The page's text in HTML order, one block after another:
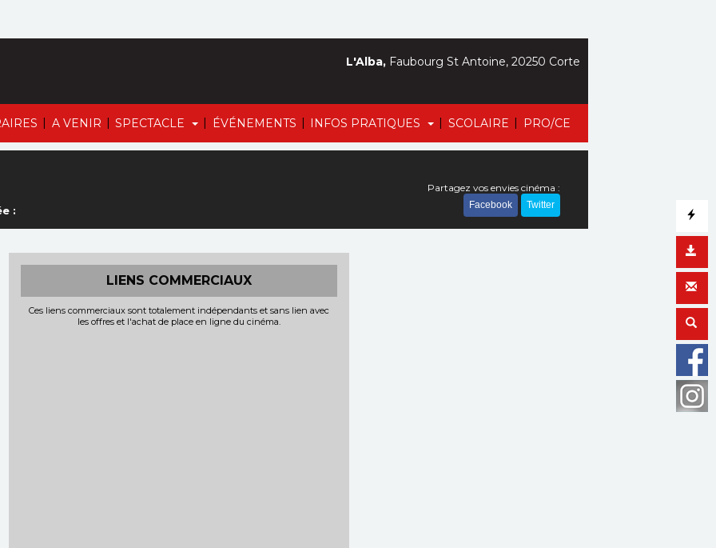
| A VENIR | SPECTACLE | ÉVÉNEMENTS | INFOS PRATIQUES | SCOLAIRE | PRO/CE
L'Alba, Faubourg St Antoine, 20250 Corte
:
Partagez vos envies cinéma :
Facebook Twitter
LIENS COMMERCIAUX
Ces liens commerciaux sont totalement indépendants et sans lien avec
les offres et l'achat de place en ligne du cinéma.